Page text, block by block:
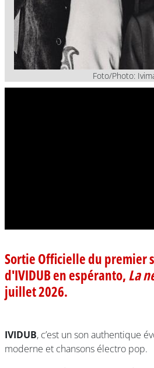
Foto/Photo:
Sortie Officielle du premier
d'IVIDUB en espéranto,La
juillet 2026.
IVIDUB, c’est un son authentique
moderne et chansons électro pop.